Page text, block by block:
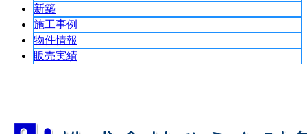
新築
施工事例
物件情報
販売実績